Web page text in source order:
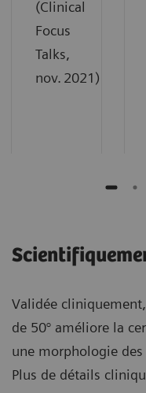
(Clinical
Focus
Talks,
nov. 2021)
Validée
de 50° améliore la
une morphologie
Plus de détails